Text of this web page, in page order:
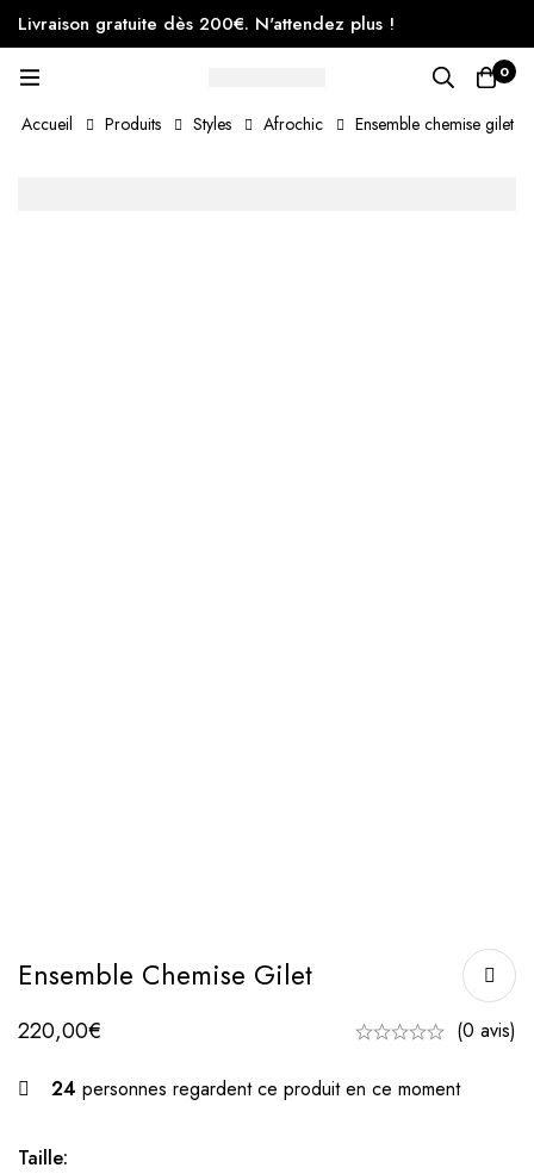
Livraison gratuite dès 200€. N'attendez plus !
0
Accueil Produits Styles Afrochic Ensemble chemise gilet
Ensemble Chemise Gilet
220,00€ (0 avis)
24 personnes regardent ce produit en ce moment
Taille: